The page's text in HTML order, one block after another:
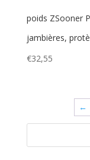
poids ZSooner
jambières,
€32,55
←